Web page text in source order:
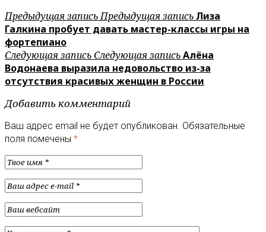
Предыдущая записьПредыдущая записьЛиза
Галкина пробует давать мастер-классы игры на
фортепиано
Следующая запись Следующая записьАлёна
Водонаева выразила недовольство из-за
отсутствия красивых женщин в России
Добавить комментарий
Ваш адрес email не будет опубликован. Обязательные
поля помечены *